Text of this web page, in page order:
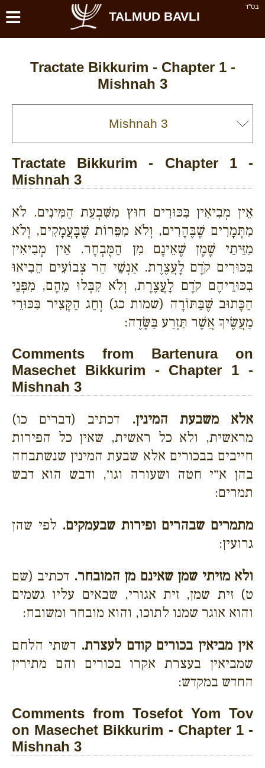
בס''ד ≡ TALMUD BAVLI
Tractate Bikkurim - Chapter 1 -
Mishnah 3
Tractate Bikkurim - Chapter 1 -
Mishnah 3
אֵין מְבִיאִין בִּכּוּרִים חוּץ מִשִּׁבְעַת הַמִּינִים. לֹא
מִתְּמָרִים שֶׁבֶּהָרִים, וְלֹא מִפֵּרוֹת שֶׁבָּעֲמָקִים, וְלֹא
מִזֵּיתֵי שֶׁמֶן שֶׁאֵינָם מִן הַמֻּבְחָר. אֵין מְבִיאִין
בִּכּוּרִים קֹדֶם לָעֲצֶרֶת. אַנְשֵׁי הַר צְבוֹעִים הֵבִיאוּ
בִכּוּרֵיהֶם קֹדֶם לָעֲצֶרֶת, וְלֹא קִבְּלוּ מֵהֶם, מִפְּנֵי
הַכָּתוּב שֶׁבַּתּוֹרָה (שמות כג) וְחַג הַקָּצִיר בִּכּוּרֵי
מַעֲשֶׂיךָ אֲשֶׁר תִּזְרַע בַּשָּׂדֶה:
Comments from Bartenura on
Masechet Bikkurim - Chapter 1 -
Mishnah 3
אלא משבעת המינין. דכתיב (דברים כו)
מראשית, ולא כל ראשית, שאין כל הפירות
חייבים בבכורים אלא שבעת המינין שנשתבחה
בהן א״י חטה ושעורה וגו׳, ודבש הוא דבש
תמרים:
מתמרים שבהרים ופירות שבעמקים. לפי שהן
גרועין:
ולא מזיתי שמן שאינם מן המובחר. דכתיב (שם
ט) זית שמן, זית אגורי, שבאים עליו גשמים
והוא אוגר שמנו לתוכו, והוא מובחר ומשובח:
אין מביאין בכורים קודם לעצרת. דשתי הלחם
שמביאין בעצרת אקרו בכורים והם מתירין
החדש במקדש:
Comments from Tosefot Yom Tov
on Masechet Bikkurim - Chapter 1 -
Mishnah 3